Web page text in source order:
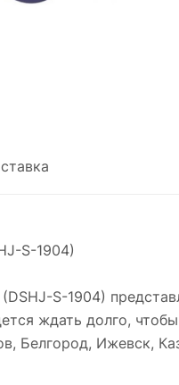
S-1904)
S-1904)
ждать долго,
Белгород, Ижевск,